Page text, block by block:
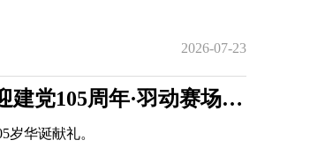
2026-07-23
诚公党委“喜迎建党105周年·羽动赛场展风采”羽毛球趣味邀请赛圆满落幕
岁华诞献礼。